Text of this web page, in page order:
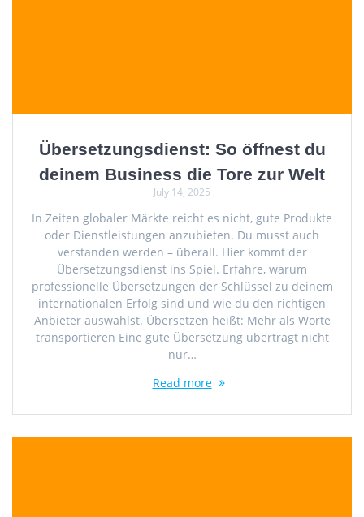
Übersetzungsdienst: So öffnest du
deinem Business die Tore zur Welt
July 14, 2025
In Zeiten globaler Märkte reicht es nicht, gute Produkte
oder Dienstleistungen anzubieten. Du musst auch
verstanden werden – überall. Hier kommt der
Übersetzungsdienst ins Spiel. Erfahre, warum
professionelle Übersetzungen der Schlüssel zu deinem
internationalen Erfolg sind und wie du den richtigen
Anbieter auswählst. Übersetzen heißt: Mehr als Worte
transportieren Eine gute Übersetzung überträgt nicht
nur…
Read more